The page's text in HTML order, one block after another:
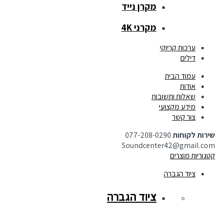
מקרן נייד
מקרני 4K
ערכות קריוקי
דילים
עמוד הבית
אודות
שאלות ותשובות
מידע מקצועי
צור קשר
שירות לקוחות077-208-0290
Soundcenter42@gmail.com
קטגוריות מוצרים
ציוד הגברה
ציוד הגברה